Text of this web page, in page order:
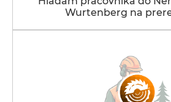
Wurtenberg na